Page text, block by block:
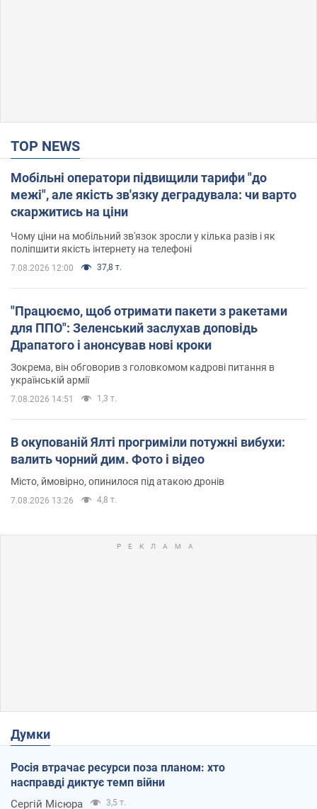
TOP NEWS
Мобільні оператори підвищили тарифи "до
межі", але якість зв'язку деградувала: чи варто
скаржитись на ціни
Чому ціни на мобільний зв'язок зросли у кілька разів і як
поліпшити якість інтернету на телефоні
7.08.2026 12:00 37,8 т.
"Працюємо, щоб отримати пакети з ракетами
для ППО": Зеленський заслухав доповідь
Драпатого і анонсував нові кроки
Зокрема, він обговорив з головкомом кадрові питання в
українській армії
7.08.2026 14:51 1,3 т.
В окупованій Ялті прогриміли потужні вибухи:
валить чорний дим. Фото і відео
Місто, ймовірно, опинилося під атакою дронів
7.08.2026 13:26 4,8 т.
Думки
Росія втрачає ресурси поза планом: хто
насправді диктує темп війни
Сергій Місюра 3,5 т.